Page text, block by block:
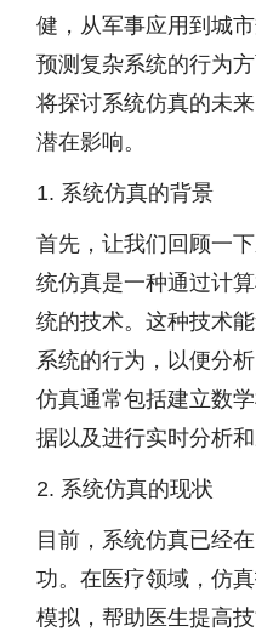
健，从军事应用到城
预测复杂系统的行为
将探讨系统仿真的未
潜在影响。
1. 系统仿真的背景
首先，让我们回顾一
统仿真是一种通过计
统的技术。这种技术
系统的行为，以便分
仿真通常包括建立数
据以及进行实时分析和
2. 系统仿真的现状
目前，系统仿真已经
功。在医疗领域，仿
模拟，帮助医生提高